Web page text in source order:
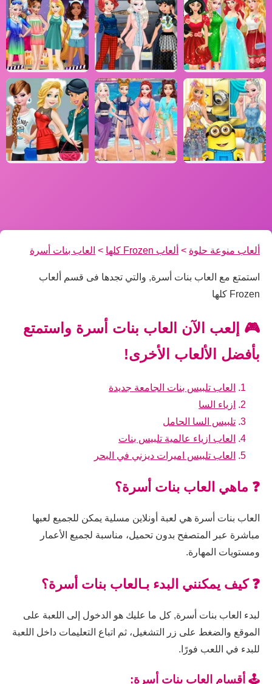
ألعاب منوعة حلوة > ألعاب Frozen كلها > العاب بنات أسرة
استمتع مع العاب بنات أسرة, والتي تجدها فى قسم ألعاب
Frozen كلها
🎮 إلعب الآن العاب بنات أسرة واستمتع
بأفضل الألعاب الأخرى!
العاب تلبيس بنات الجامعة جديدة
ازياء السا
تلبيس السا الحامل
العاب ازياء عالمية تلبيس بنات
العاب تلبيس اميرات ديزني في البحر
❓ ماهي العاب بنات أسرة؟
العاب بنات أسرة هي لعبة أونلاين مسلية يمكن للجميع لعبها
مباشرة عبر المتصفح بدون تحميل، مناسبة لجميع الأعمار
ومستويات المهارة.
❓ كيف يمكنني البدء بـالعاب بنات أسرة؟
لبدء العاب بنات أسرة, كل ما عليك هو الدخول إلى اللعبة على
الموقع والضغط على زر التشغيل، ثم اتباع التعليمات داخل اللعبة
للبدء في اللعب فورًا.
🕹️ أقسام العاب بنات أسرة: